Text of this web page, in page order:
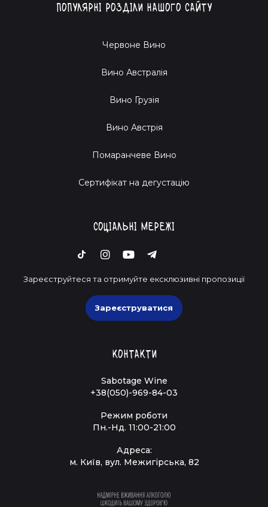
Популярні розділи нашого сайту
Червоне Вино
Вино Австралія
Вино Грузія
Вино Австрія
Помаранчеве Вино
Cертифікат на дегустацію
Соціальні мережі
Зареєструйтеся та отримуйте ексклюзивні пропозиції
Зареєструватися
Контакти
Sabotage Wine
+38(050)-969-84-03
Режим роботи
Пн.-Нд. 11:00-21:00
Адреса:
м. Київ, вул. Межигірська, 82